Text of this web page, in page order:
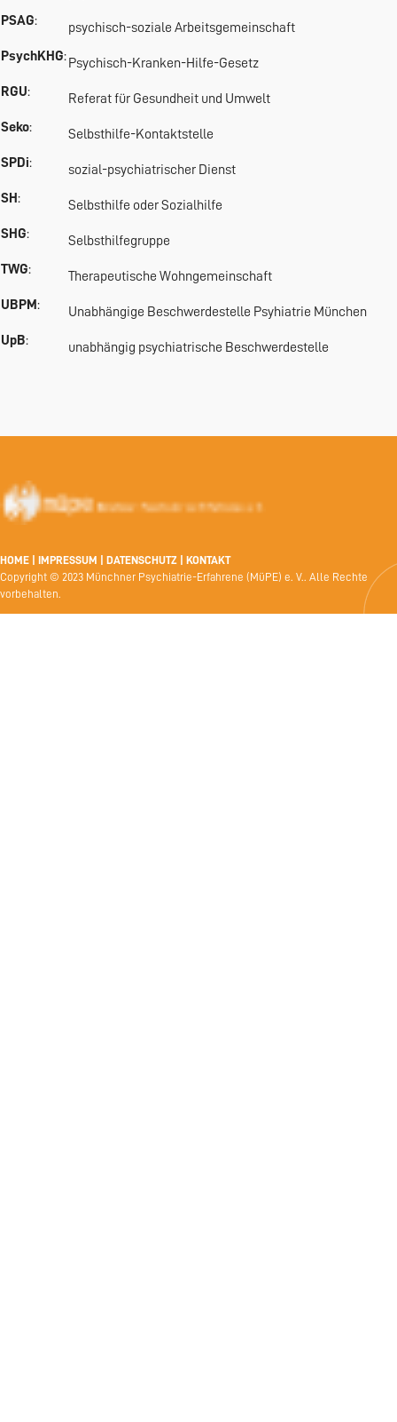
PSAG:
psychisch-soziale Arbeitsgemeinschaft
PsychKHG: Psychisch-Kranken-Hilfe-Gesetz
RGU:
Referat für Gesundheit und Umwelt
Seko:
Selbsthilfe-Kontaktstelle
SPDi:
sozial-psychiatrischer Dienst
SH:
Selbsthilfe oder Sozialhilfe
SHG:
Selbsthilfegruppe
TWG:
Therapeutische Wohngemeinschaft
UBPM:
Unabhängige Beschwerdestelle Psyhiatrie München
UpB: unabhängig psychiatrische Beschwerdestelle
HOME IMPRESSUM DATENSCHUTZ
KONTAKT
Copyright © 2023 Münchner Psychiatrie-Erfahrene (MüPE) e. V.. Alle Rechte
vorbehalten.